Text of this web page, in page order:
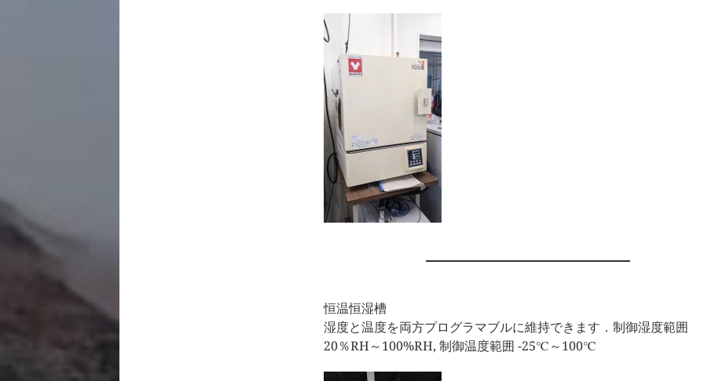
恒温恒湿槽
湿度と温度を両方プログラマブルに維持できます．制御湿度範囲
20％RH～100%RH, 制御温度範囲 -25℃～100℃